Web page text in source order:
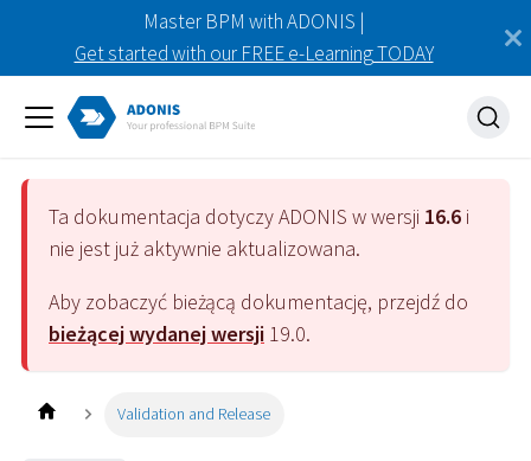
Master BPM with ADONIS |
Get started with our FREE e-Learning TODAY
Ta dokumentacja dotyczyADONIS w wersji 16.6 i
nie jest już aktywnie aktualizowana.
Aby zobaczyć bieżącą dokumentację, przejdź do
bieżącej wydanej wersji 19.0.
Validation and Release